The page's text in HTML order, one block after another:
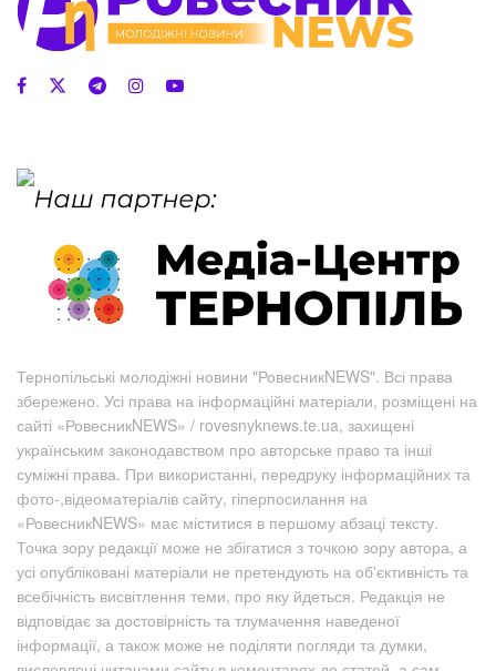
Тернопільські молодіжні новини "РовесникNEWS". Всі права
збережено. Усі права на інформаційні матеріали, розміщені на
сайті «РовесникNEWS» / rovesnyknews.te.ua, захищені
українським законодавством про авторське право та інші
суміжні права. При використанні, передруку інформаційних та
фото-,відеоматеріалів сайту, гіперпосилання на
«РовесникNEWS» має міститися в першому абзаці тексту.
Точка зору редакції може не збігатися з точкою зору автора, а
усі опубліковані матеріали не претендують на об'єктивність та
всебічність висвітлення теми, про яку йдеться. Редакція не
відповідає за достовірність та тлумачення наведеної
інформації, а також може не поділяти погляди та думки,